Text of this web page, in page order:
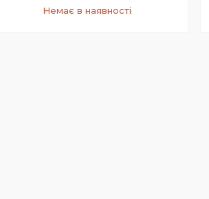
Немає в наявності